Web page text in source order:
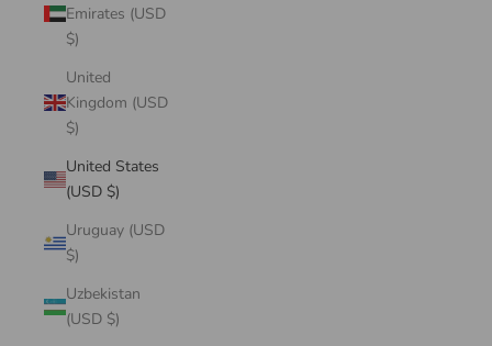
Emirates (USD
$)
United
Kingdom (USD
$)
United States
(USD $)
Uruguay (USD
$)
Uzbekistan
(USD $)